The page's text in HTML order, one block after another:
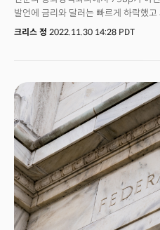
발언에 금리와 달러는 빠르게 하락했
중심으로 날아올랐다. (다우지수
세가지로 압축됐다. 첫번째는 "통화정
인플레이션이 둔화되는 증거를 보고
너무 높을 수 있다."라는 발언이다. 이
연은 총재를 비롯해 일부 비둘기파적
일치한다. 두번째는 실업률의 급격한
'경기 경착륙(Hard Landing)'을 감수
발언이다. 파월 의장은 "실업률의 증가
타이트한 고용시장이 완화되면서 자
것"이라 밝혔다. 파월 의장은 인플레이
요인으로 인식되는 타이트한 고용시장
200만 이상이 팬데믹 시기의 초과 퇴
크리스 정 2022.11.30 14:28 PDT